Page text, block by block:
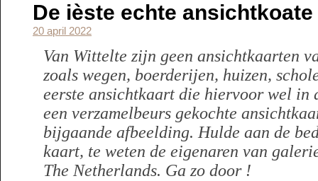
De ièste echte
20 april 2022
Van Wittelte zijn geen ansichtkaarten
zoals wegen, boerderijen, huizen,
eerste ansichtkaart die hiervoor wel in
een verzamelbeurs gekochte
bijgaande afbeelding. Hulde aan de
kaart, te weten de eigenaren van
The Netherlands. Ga zo door !